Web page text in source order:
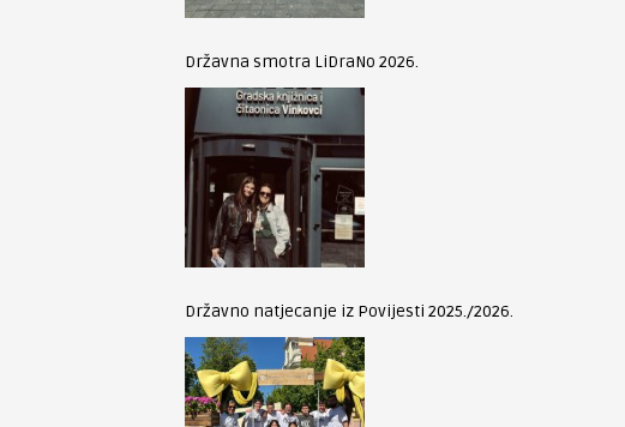
Državna smotra LiDraNo 2026.
Državno natjecanje iz Povijesti 2025./2026.